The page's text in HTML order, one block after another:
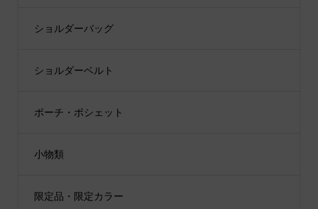
ショルダーバッグ
ショルダーベルト
ポーチ・ポシェット
小物類
限定品・限定カラー